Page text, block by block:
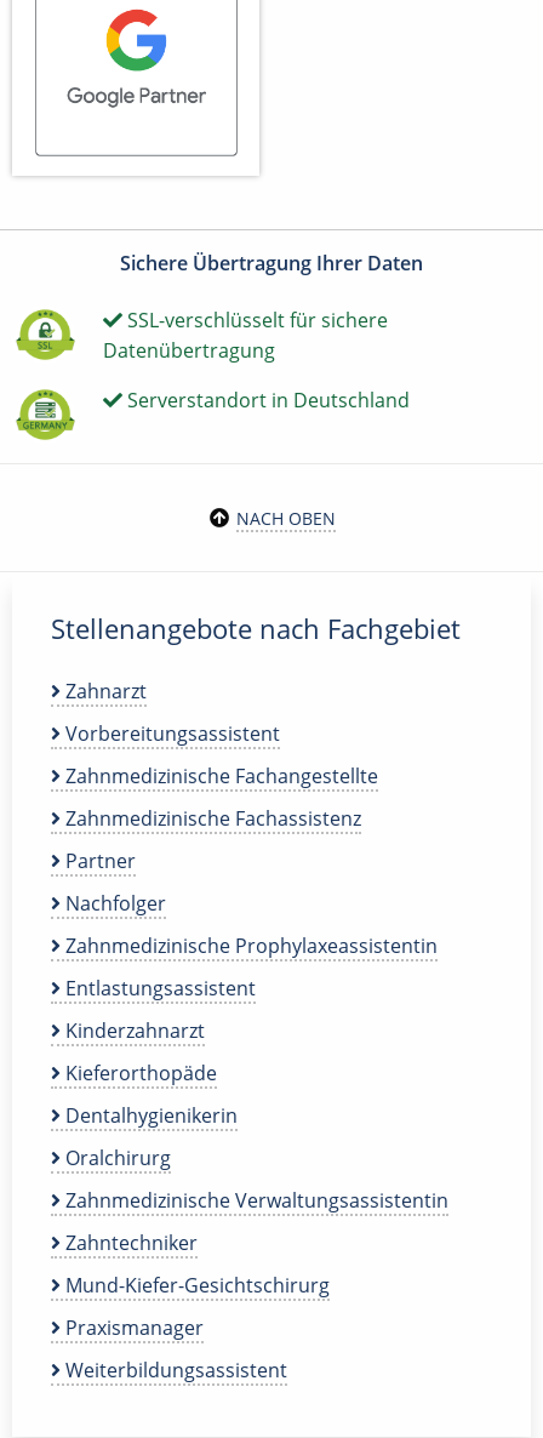
Sichere Übertragung Ihrer Daten
SSL-verschlüsselt für sichere
Datenübertragung
Serverstandort in Deutschland
NACH OBEN
Stellenangebote nach Fachgebiet
Zahnarzt
Vorbereitungsassistent
Zahnmedizinische Fachangestellte
Zahnmedizinische Fachassistenz
Partner
Nachfolger
Zahnmedizinische Prophylaxeassistentin
Entlastungsassistent
Kinderzahnarzt
Kieferorthopäde
Dentalhygienikerin
Oralchirurg
Zahnmedizinische Verwaltungsassistentin
Zahntechniker
Mund-Kiefer-Gesichtschirurg
Praxismanager
Weiterbildungsassistent